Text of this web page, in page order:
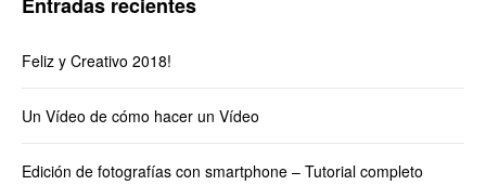
Entradas recientes
Feliz y Creativo 2018!
Un Vídeo de cómo hacer un Vídeo
Edición de fotografías con smartphone – Tutorial completo